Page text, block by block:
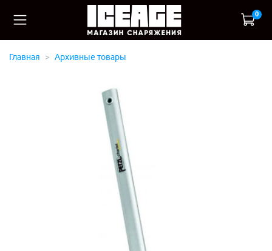
0
Главная Архивные товары